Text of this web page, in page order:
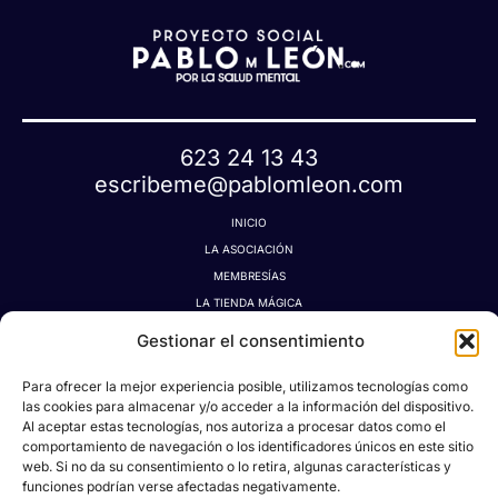
Gestionar el consentimiento
Para ofrecer la mejor experiencia posible, utilizamos tecnologías como
las cookies para almacenar y/o acceder a la información del dispositivo.
Al aceptar estas tecnologías, nos autoriza a procesar datos como el
comportamiento de navegación o los identificadores únicos en este sitio
web. Si no da su consentimiento o lo retira, algunas características y
funciones podrían verse afectadas negativamente.
623 24 13 43
escribeme@pablomleon.com
INICIO
LA ASOCIACIÓN
MEMBRESÍAS
LA TIENDA MÁGICA
CONTACTO
MI CUENTA
AVISO LEGAL
POLÍTICA DE PRIVACIDAD
POLÍTICA DE COOKIES